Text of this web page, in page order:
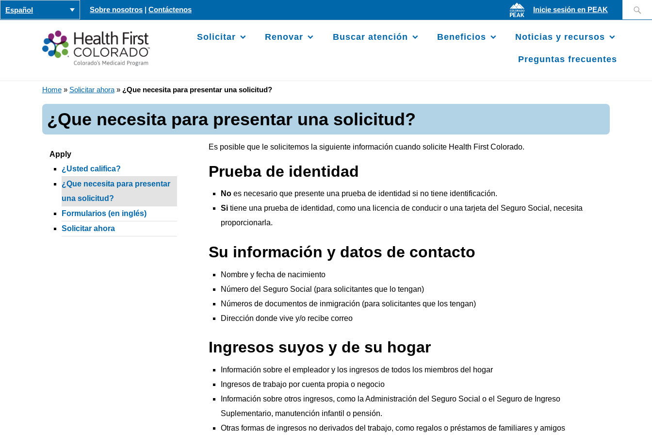
Saltar
al
Español Sobre nosotros Contáctenos Buscar:
Inicie sesión en PEAK
Solicitar Renovar Buscar atención Beneficios Noticias y recursos
Preguntas frecuentes
Home» Solicitar ahora» ¿Que necesita para presentar una solicitud?
¿Que necesita para presentar una solicitud?
Apply
¿Usted califica?
¿Que necesita para presentar
una solicitud?
Formularios (en inglés)
Solicitar ahora
Es posible que le solicitemos la siguiente información cuando solicite Health First Colorado.
Prueba de identidad
No es necesario que presente una prueba de identidad si no tiene identificación.
Sitiene una prueba de identidad, como una licencia de conducir o una tarjeta del Seguro Social, necesita
proporcionarla.
Su información y datos de contacto
Nombre y fecha de nacimiento
Número del Seguro Social (para solicitantes que lo tengan)
Números de documentos de inmigración (para solicitantes que los tengan)
Dirección donde vive y/o recibe correo
Ingresos suyos y de su hogar
Información sobre el empleador y los ingresos de todos los miembros del hogar
Ingresos de trabajo por cuenta propia o negocio
Información sobre otros ingresos, como la Administración del Seguro Social o el Seguro de Ingreso
Suplementario, manutención infantil o pensión.
Otras formas de ingresos no derivados del trabajo, como regalos o préstamos de familiares y amigos